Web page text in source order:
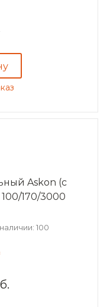
Askon (с
170/3000
100